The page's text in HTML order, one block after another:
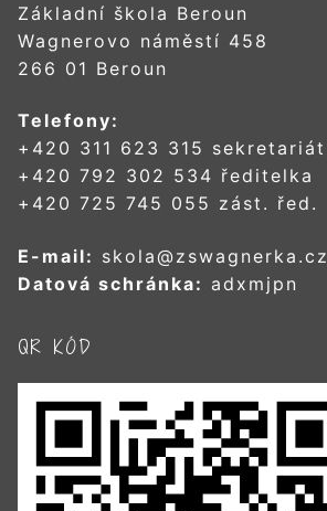
Základní škola Beroun
Wagnerovo náměstí 458
266 01 Beroun
Telefony:
+420 311 623 315 sekretariát
+420 792 302 534 ředitelka
+420 725 745 055 zást. řed.
E-mail: skola@zswagnerka.cz
Datová schránka: adxmjpn
QR KÓD